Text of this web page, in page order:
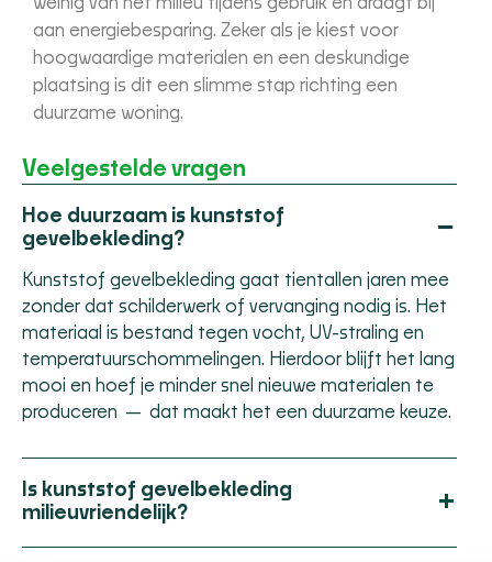
weinig van het milieu tijdens gebruik en draagt bij
aan energiebesparing. Zeker als je kiest voor
hoogwaardige materialen en een deskundige
plaatsing is dit een slimme stap richting een
duurzame woning.
Veelgestelde vragen
Hoe duurzaam is kunststof
gevelbekleding?
−
Kunststof gevelbekleding gaat tientallen jaren mee
zonder dat schilderwerk of vervanging nodig is. Het
materiaal is bestand tegen vocht, UV-straling en
temperatuurschommelingen. Hierdoor blijft het lang
mooi en hoef je minder snel nieuwe materialen te
produceren — dat maakt het een duurzame keuze.
Is kunststof gevelbekleding
milieuvriendelijk?
+